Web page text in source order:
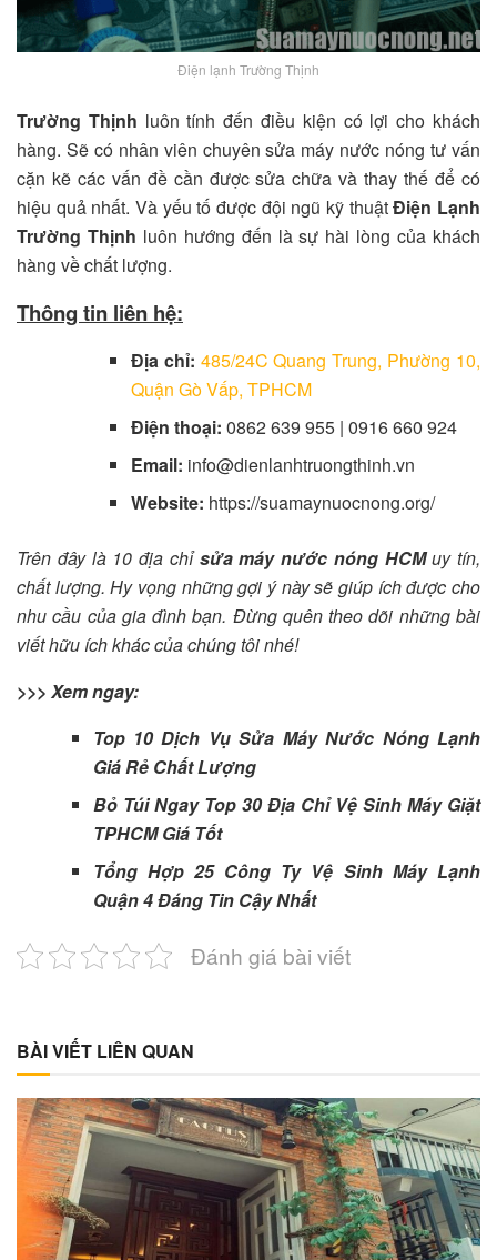
Điện lạnh Trường Thịnh
Trường Thịnh luôn tính đến điều kiện có lợi cho khách
hàng. Sẽ có nhân viên chuyên sửa máy nước nóng tư vấn
cặn kẽ các vấn đề cần được sửa chữa và thay thế để có
hiệu quả nhất. Và yếu tố được đội ngũ kỹ thuậtĐiện Lạnh
Trường Thịnh luôn hướng đến là sự hài lòng của khách
hàng về chất lượng.
Thông tin liên hệ:
Địa chỉ: 485/24C Quang Trung, Phường 10,
Quận Gò Vấp, TPHCM
Điện thoại: 0862 639 955 | 0916 660 924
Email: info@dienlanhtruongthinh.vn
Website: https://suamaynuocnong.org/
Trên đây là 10 địa chỉsửa máy nước nóng HCMuy tín,
chất lượng. Hy vọng những gợi ý này sẽ giúp ích được cho
nhu cầu của gia đình bạn. Đừng quên theo dõi những bài
viết hữu ích khác của chúng tôi nhé!
>>> Xem ngay:
Top 10 Dịch Vụ Sửa Máy Nước Nóng Lạnh
Giá Rẻ Chất Lượng
Bỏ Túi Ngay Top 30 Địa Chỉ Vệ Sinh Máy Giặt
TPHCM Giá Tốt
Tổng Hợp 25 Công Ty Vệ Sinh Máy Lạnh
Quận 4 Đáng Tin Cậy Nhất
Đánh giá bài viết
BÀI VIẾT LIÊN QUAN